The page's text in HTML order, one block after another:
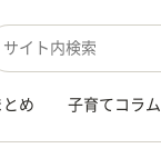
キーワード入力
とめ 子育てコラム